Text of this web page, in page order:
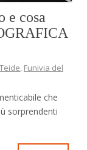
e cosa
, Funivia del
che
sorprendenti